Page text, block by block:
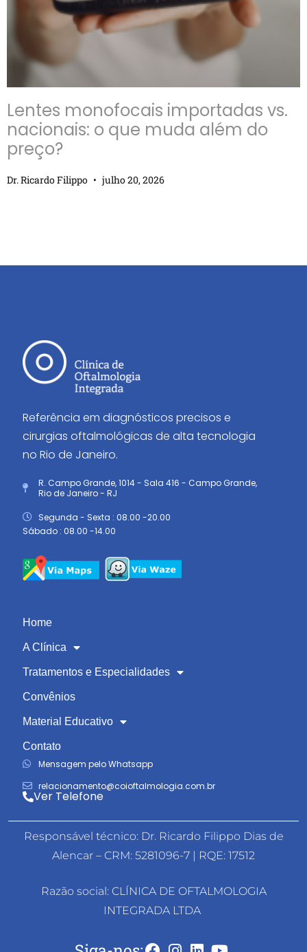
Lentes monofocais importadas vs.
nacionais: o que muda além do
preço?
Dr. Ricardo Filippo julho 20, 2026
Referência em diagnósticos precisos e
cirurgias oftalmológicas de alta tecnologia
no Rio de Janeiro.
R. Campo Grande, 1014 - Sala 416 - Campo Grande,
Rio de Janeiro - RJ
Segunda - Sexta : 08.00 -20.00
Sábado : 08.00 -14.00
Home
A Clínica
Tratamentos e Especialidades
Convênios
Material Educativo
Contato
Mensagem pelo Whatsapp
relacionamento@coioftalmologia.com.br
Ver Telefone
Responsável técnico: Dr. Ricardo Filippo Dias de
Alencar – CRM: 5281096-7 | RQE: 17512
Razão social: CLÍNICA DE OFTALMOLOGIA
INTEGRADA LTDA